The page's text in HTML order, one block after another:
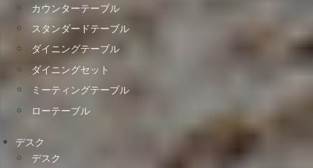
カウンターテーブル
スタンダードテーブル
ダイニングテーブル
ダイニングセット
ミーティングテーブル
ローテーブル
デスク
デスク